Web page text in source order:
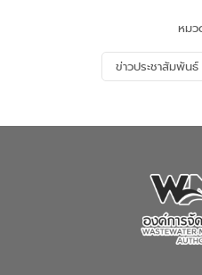
สร้
หั
เบื้
ผล
ปิฏ
หม
ข่าวประชาสัมพันธ์